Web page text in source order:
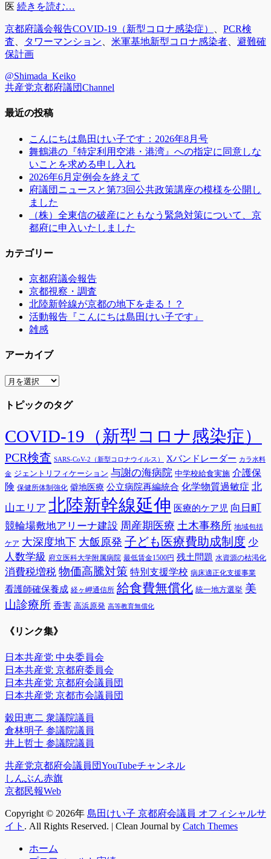
医 続きを読む…
カ
テ
ゴ
ー
京都府議会報告タ
グ
COVID-19（新型コロナ感染症）
PCR検
査
タワーマンション 米軍基地新型コロナ感染者
避難確
保計画
@Shimada_Keiko
共産党京都府議団Channel
最近の投稿
こんにちは島田けい子です：2026年8月号
舞鶴港の『特定利用空港・港湾』への指定に同意しな
いことを求める申し入れ
2026年6月定例会を終えて
府議団ニュースと第73回公共政策講座の模様を公開し
ました
（株）全東信の破産にともなう緊急対策について、京
都府に申入いたしました
カテゴリー
京都府議会報告
京都視察・調査
北陸新幹線が京都の地下を走る！？
活動報告『こんにちは島田けい子です』
雑感
アーカイブ
ア
カ
ブ
トピックのタグ
COVID-19（新型コロナ感染症）
PCR検査 SARS-CoV-2（新型コロナウイルス） Xバンドレーダー カラ水料
金 ジェントリフィケーション 与謝の海病院 中学校給食実施 介護保
険 保健所体制強化 僻地医療 公立病院再編統合 化学物質過敏症 北
山エリア 北陸新幹線延伸 医療的ケア児 向日町
競輪場敷地アリーナ建設 周産期医療 土木事務所 地域包括
ケア 大深度地下 大飯原発 子ども医療費助成制度 少
人数学級 府立医科大学附属病院 最低賃金1500円 残土問題 水資源の枯渇化
消費税増税 物価高騰対策 特別支援学校 病床適正化支援事業
看護師確保養成 経ヶ岬通信所 給食費無償化 統一地方選挙 美
山診療所 香害 高浜原発 高等教育無償化
《リンク集》
日本共産党 中央委員会
日本共産党 京都府委員会
日本共産党 京都府会議員団
日本共産党 京都市会議員団
穀田恵二 衆議院議員
倉林明子 参議院議員
井上哲士 参議院議員
共産党京都府会議員団YouTubeチャンネル
しんぶん赤旗
京都民報Web
Copyright © 2026年 島田けい子 京都府会議員 オフィシャルサ
イト . All Rights Reserved. | Clean Journal by Catch Themes
ホーム